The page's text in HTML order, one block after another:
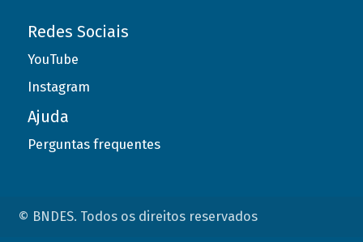
Redes Sociais
YouTube
Instagram
Ajuda
Perguntas frequentes
© BNDES. Todos os direitos reservados